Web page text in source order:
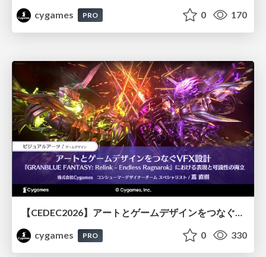
cygames
PRO 0 170
【CEDEC2026】アートとゲームデザインをつなぐVFX設計『GRANBLUE FANTASY: Relink - Endless Ragnarok』における表現と可読性の両立
cygames
PRO 0 330